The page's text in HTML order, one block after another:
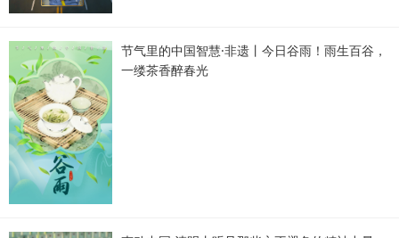
节气里的中国智慧·非遗丨今日谷雨！雨生百谷，
一缕茶香醉春光